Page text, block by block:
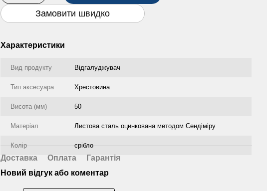
Замовити швидко
Характеристики
Вид продукту Відгалуджувач
Тип аксесуара Хрестовина
Висота (мм) 50
Матеріал Листова сталь оцинкована методом Сендіміру
Колір срібло
Доставка Оплата
Гарантія
Новий відгук або коментар